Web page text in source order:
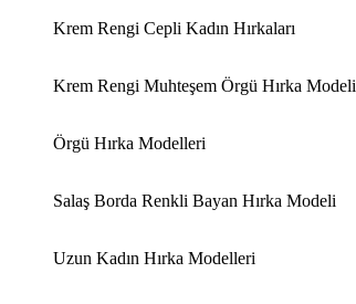
Krem Rengi Cepli Kadın Hırkaları
Krem Rengi Muhteşem Örgü Hırka Modeli
Örgü Hırka Modelleri
Salaş Borda Renkli Bayan Hırka Modeli
Uzun Kadın Hırka Modelleri